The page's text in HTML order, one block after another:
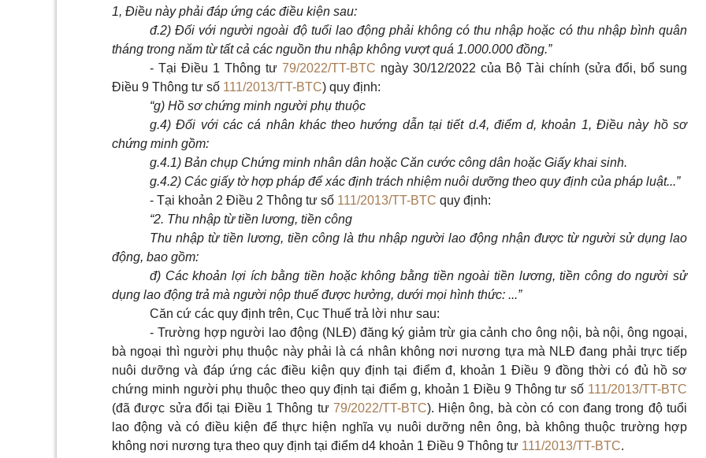
1, Điều này phải đáp ứng các điều kiện sau:
đ.2) Đối với người ngoài độ tuổi lao động phải không có thu nhập hoặc có thu nhập bình quân
tháng trong năm từ tất cả các nguồn thu nhập không vượt quá 1.000.000 đồng.”
- Tại Điều 1 Thông tư 79/2022/TT-BTC ngày 30/12/2022 của Bộ Tài chính (sửa đổi, bổ sung
Điều 9 Thông tư số 111/2013/TT-BTC) quy định:
“g) Hồ sơ chứng minh người phụ thuộc
g.4) Đối với các cá nhân khác theo hướng dẫn tại tiết d.4, điểm d, khoản 1, Điều này hồ sơ
chứng minh gồm:
g.4.1) Bản chụp Chứng minh nhân dân hoặc Căn cước công dân hoặc Giấy khai sinh.
g.4.2) Các giấy tờ hợp pháp để xác định trách nhiệm nuôi dưỡng theo quy định của pháp luật...”
- Tại khoản 2 Điều 2 Thông tư số 111/2013/TT-BTC quy định:
“2. Thu nhập từ tiền lương, tiền công
Thu nhập từ tiền lương, tiền công là thu nhập người lao động nhận được từ người sử dụng lao
động, bao gồm:
đ) Các khoản lợi ích bằng tiền hoặc không bằng tiền ngoài tiền lương, tiền công do người sử
dụng lao động trả mà người nộp thuế được hưởng, dưới mọi hình thức: ...”
Căn cứ các quy định trên, Cục Thuế trả lời như sau:
- Trường hợp người lao động (NLĐ) đăng ký giảm trừ gia cảnh cho ông nội, bà nội, ông ngoại,
bà ngoại thì người phụ thuộc này phải là cá nhân không nơi nương tựa mà NLĐ đang phải trực tiếp
nuôi dưỡng và đáp ứng các điều kiện quy định tại điểm đ, khoản 1 Điều 9 đồng thời có đủ hồ sơ
chứng minh người phụ thuộc theo quy định tại điểm g, khoản 1 Điều 9 Thông tư số 111/2013/TT-BTC
(đã được sửa đổi tại Điều 1 Thông tư 79/2022/TT-BTC). Hiện ông, bà còn có con đang trong độ tuổi
lao động và có điều kiện để thực hiện nghĩa vụ nuôi dưỡng nên ông, bà không thuộc trường hợp
không nơi nương tựa theo quy định tại điểm d4 khoản 1 Điều 9 Thông tư 111/2013/TT-BTC.